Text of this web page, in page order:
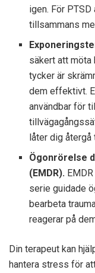
igen. För
tillsammans
säkert att möta
tycker är
dem effektivt.
användbar för
låter dig återgå
Ögonrörelse
(EMDR).
serie guidade
bearbeta
reagerar på
Din terapeut kan
hantera stress för